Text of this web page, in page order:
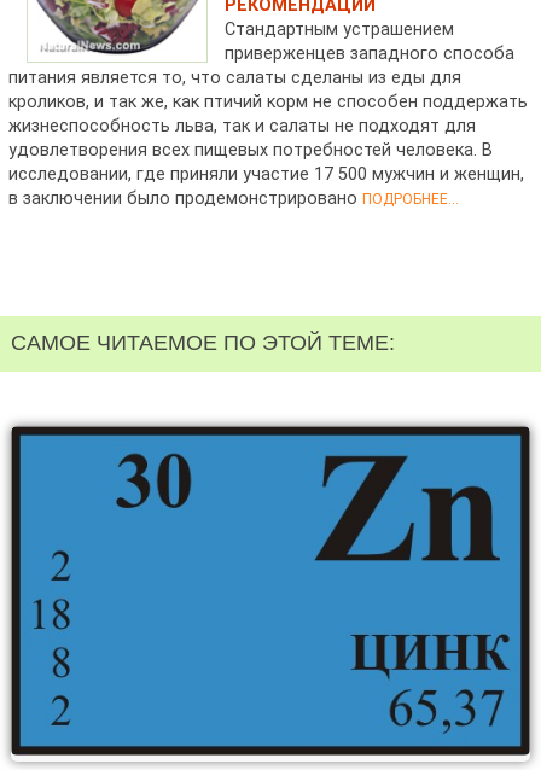
РЕКОМЕНДАЦИИ
Стандартным устрашением
приверженцев западного способа
питания является то, что салаты сделаны из еды для
кроликов, и так же, как птичий корм не способен поддержать
жизнеспособность льва, так и салаты не подходят для
удовлетворения всех пищевых потребностей человека. В
исследовании, где приняли участие 17 500 мужчин и женщин,
в заключении было продемонстрированоПОДРОБНЕЕ...
САМОЕ ЧИТАЕМОЕ ПО ЭТОЙ ТЕМЕ: